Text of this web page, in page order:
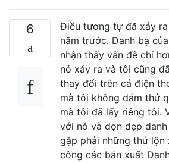
6
Điều tương tự đã xảy
năm trước. Danh bạ
nhận thấy vấn đề chỉ
nó xảy ra và tôi cũng
thay đổi trên cả điện
mà tôi không dám thử
mà tôi đã lấy riêng tôi.
với nó và dọn dẹp
gặp phải những thứ lộn
công các bản xuất